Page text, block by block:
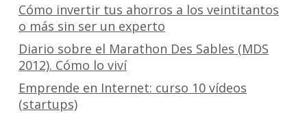
Cómo invertir tus ahorros a los veintitantos
o más sin ser un experto
Diario sobre el Marathon Des Sables (MDS
2012). Cómo lo viví
Emprende en Internet: curso 10 vídeos
(startups)